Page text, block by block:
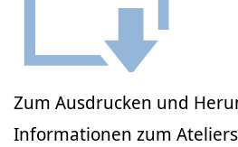
Zum Ausdrucken und
Informationen zum